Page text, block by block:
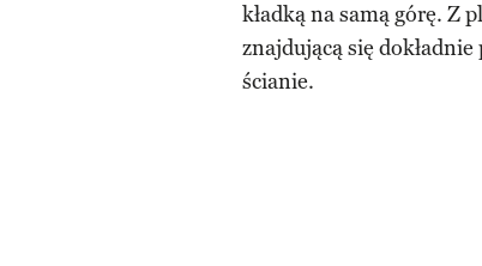
kładką na samą górę. Z
znajdującą się
ścianie.